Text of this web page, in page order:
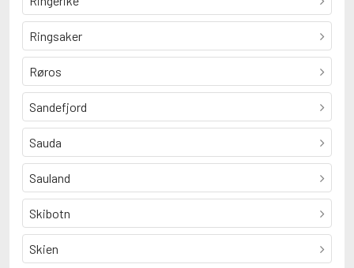
Ringsaker
Røros
Sandefjord
Sauda
Sauland
Skibotn
Skien